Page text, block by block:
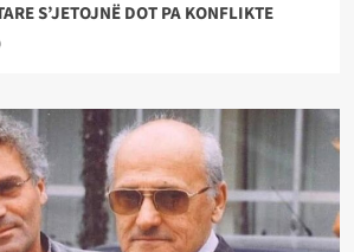
S’JETOJNË DOT PA KONFLIKTE